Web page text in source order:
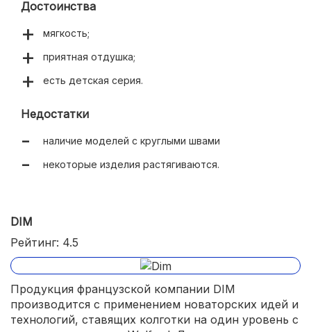
Достоинства
мягкость;
приятная отдушка;
есть детская серия.
Недостатки
наличие моделей с круглыми швами
некоторые изделия растягиваются.
DIM
Рейтинг: 4.5
Продукция французской компании DIM
производится с применением новаторских идей и
технологий, ставящих колготки на один уровень с